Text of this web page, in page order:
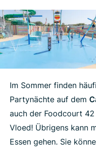
Im Sommer finden
Partynächte auf dem
auch der Foodcourt
Vloed! Übrigens kann
Essen gehen. Sie